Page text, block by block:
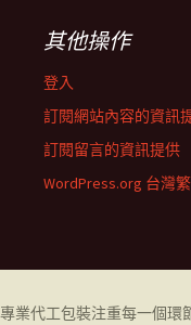
其他操作
登入
訂閱網站內容的資訊
訂閱留言的資訊提供
WordPress.org 台灣
專業代工包裝注重每一個環